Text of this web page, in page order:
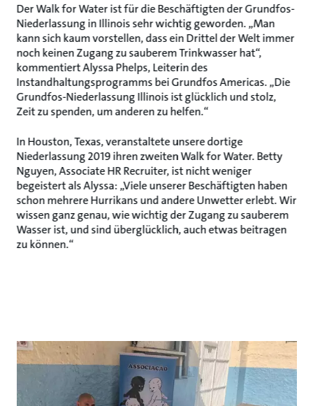
Der Walk for Water ist für die Beschäftigten der Grundfos-
Niederlassung in Illinois sehr wichtig geworden. „Man
kann sich kaum vorstellen, dass ein Drittel der Welt immer
noch keinen Zugang zu sauberem Trinkwasser hat“,
kommentiert Alyssa Phelps, Leiterin des
Instandhaltungsprogramms bei Grundfos Americas. „Die
Grundfos-Niederlassung Illinois ist glücklich und stolz,
Zeit zu spenden, um anderen zu helfen.“
In Houston, Texas, veranstaltete unsere dortige
Niederlassung 2019 ihren zweiten Walk for Water. Betty
Nguyen, Associate HR Recruiter, ist nicht weniger
begeistert als Alyssa: „Viele unserer Beschäftigten haben
schon mehrere Hurrikans und andere Unwetter erlebt. Wir
wissen ganz genau, wie wichtig der Zugang zu sauberem
Wasser ist, und sind überglücklich, auch etwas beitragen
zu können.“